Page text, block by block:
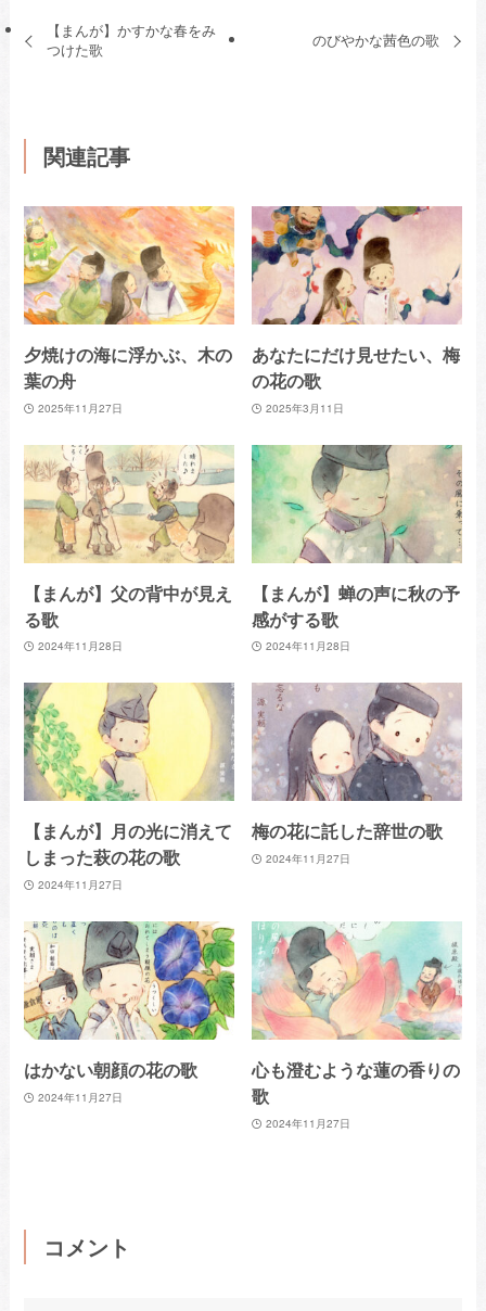
【まんが】かすかな春をみ
つけた歌
のびやかな茜色の歌
関連記事
夕焼けの海に浮かぶ、木の
葉の舟
2025年11月27日
あなたにだけ見せたい、梅
の花の歌
2025年3月11日
【まんが】父の背中が見え
る歌
2024年11月28日
【まんが】蝉の声に秋の予
感がする歌
2024年11月28日
【まんが】月の光に消えて
しまった萩の花の歌
2024年11月27日
梅の花に託した辞世の歌
2024年11月27日
はかない朝顔の花の歌
2024年11月27日
心も澄むような蓮の香りの
歌
2024年11月27日
コメント